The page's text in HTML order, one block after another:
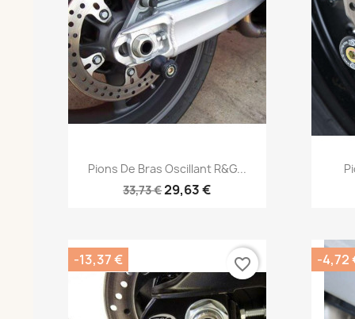
Aperçu rapide
Pions De Bras Oscillant R&G...
33,73 €29,63 €
-13,37 € favorite_border -4,72